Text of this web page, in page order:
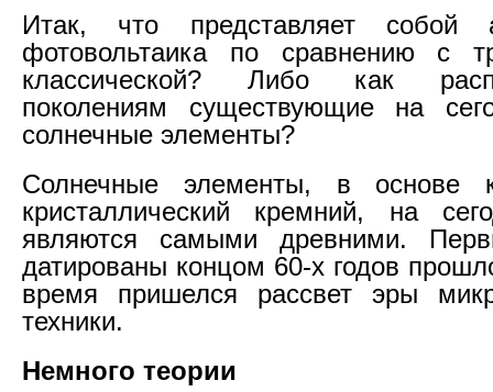
Итак, что представляет собой
фотовольтаика по сравнению с
классической? Либо как
поколениям существующие на
солнечные элементы?
Солнечные элементы, в основе
кристаллический кремний, на
являются самыми древними.
датированы концом 60-х годов
время пришелся рассвет эры
техники.
Немного теории